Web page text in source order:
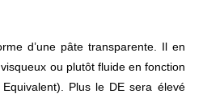
d’une pâte transparente. Il en
ou plutôt fluide en fonction
Plus le DE sera élevé